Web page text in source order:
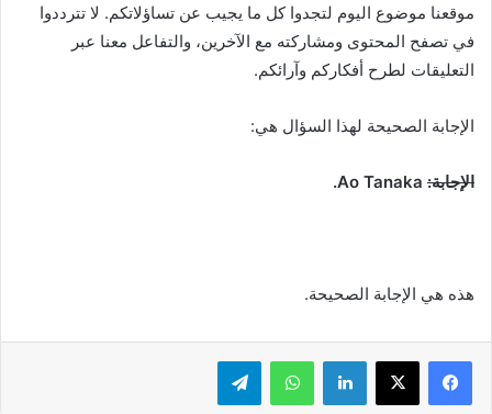
موقعنا موضوع اليوم لتجدوا كل ما يجيب عن تساؤلاتكم. لا تترددوا
في تصفح المحتوى ومشاركته مع الآخرين، والتفاعل معنا عبر
التعليقات لطرح أفكاركم وآرائكم.
الإجابة الصحيحة لهذا السؤال هي:
الإجابة:
هذه هي الإجابة الصحيحة.
لينكدإن واتساب تيلقرام